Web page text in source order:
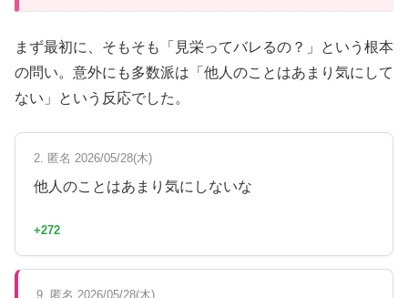
まず最初に、そもそも「見栄ってバレるの？」という根本
の問い。意外にも多数派は「他人のことはあまり気にして
ない」という反応でした。
2. 匿名 2026/05/28(木)
他人のことはあまり気にしないな
+272
9. 匿名 2026/05/28(木)